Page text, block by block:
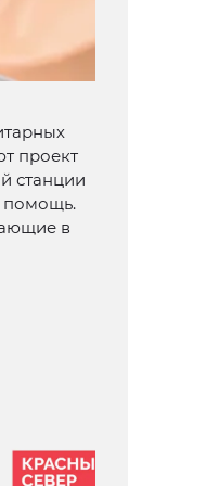
проект
станции
помощь.
в